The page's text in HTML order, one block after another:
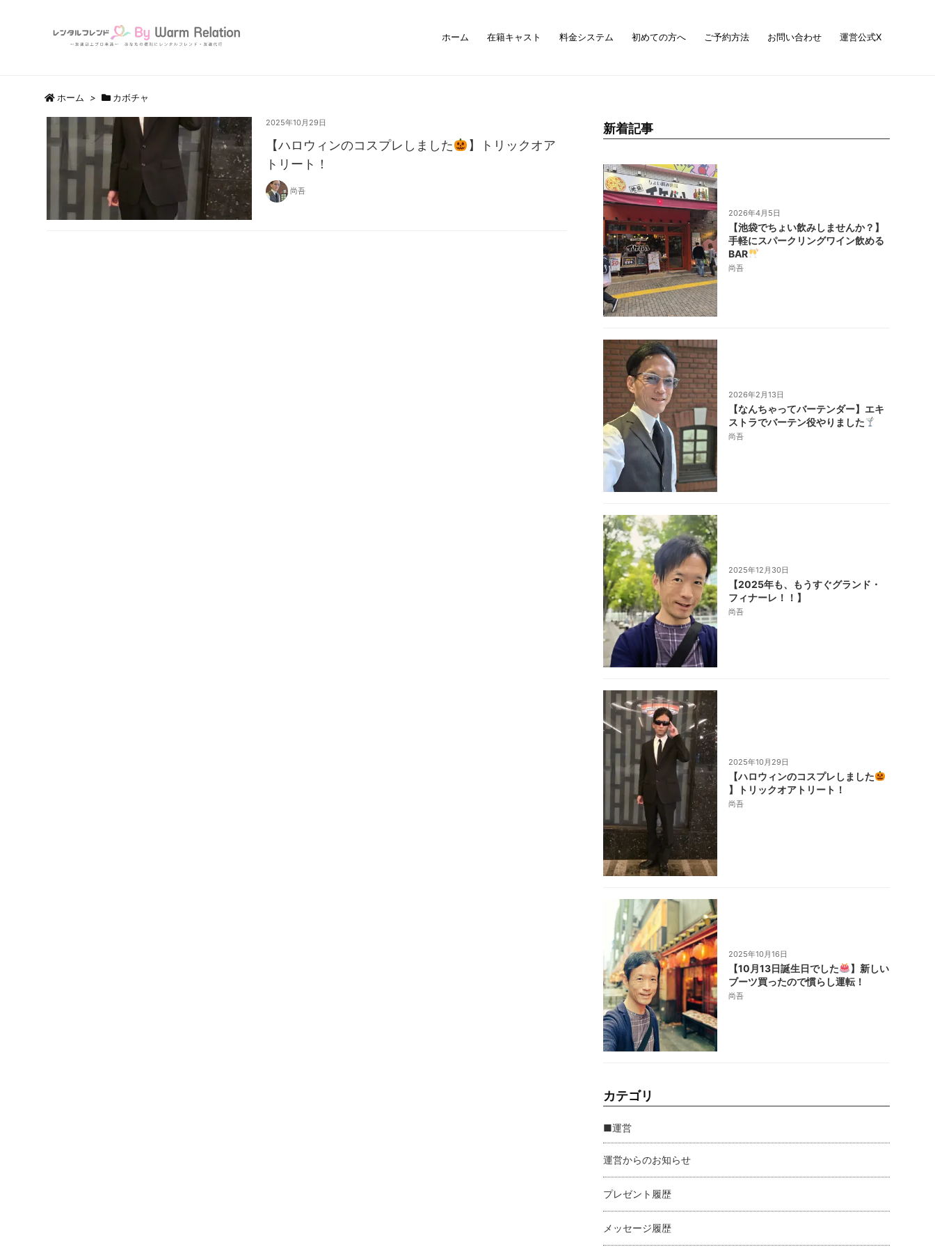
ホーム 在籍キャスト 料金システム 初めての方へ ご予約方法 お問い合わせ 運営公式X
ホーム > カボチャ
2025年10月29日
【ハロウィンのコスプレしました
】トリックオア
トリート！
尚吾
新着記事
2026年4月5日
【池袋でちょい飲みしませんか？】
手軽にスパークリングワイン飲める
BAR
尚吾
2026年2月13日
【なんちゃってバーテンダー】エキ
ストラでバーテン役やりました
尚吾
2025年12月30日
【2025年も、もうすぐグランド・
フィナーレ！！】
尚吾
2025年10月29日
【ハロウィンのコスプレしました
】トリックオアトリート！
尚吾
2025年10月16日
【10月13日誕生日でした
】新しい
ブーツ買ったので慣らし運転！
尚吾
カテゴリ
■運営
運営からのお知らせ
プレゼント履歴
メッセージ履歴